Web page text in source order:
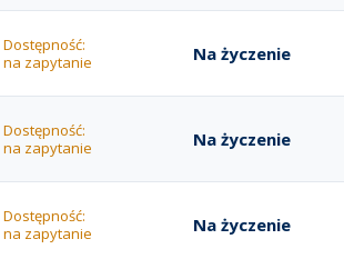
Dostępność:
na zapytanie
Na życzenie
Dostępność:
na zapytanie
Na życzenie
Dostępność:
na zapytanie
Na życzenie